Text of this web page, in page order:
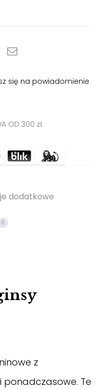
się na powiadomienie
OD 300 zł.
dodatkowe
0
z
ponadczasowe. Te